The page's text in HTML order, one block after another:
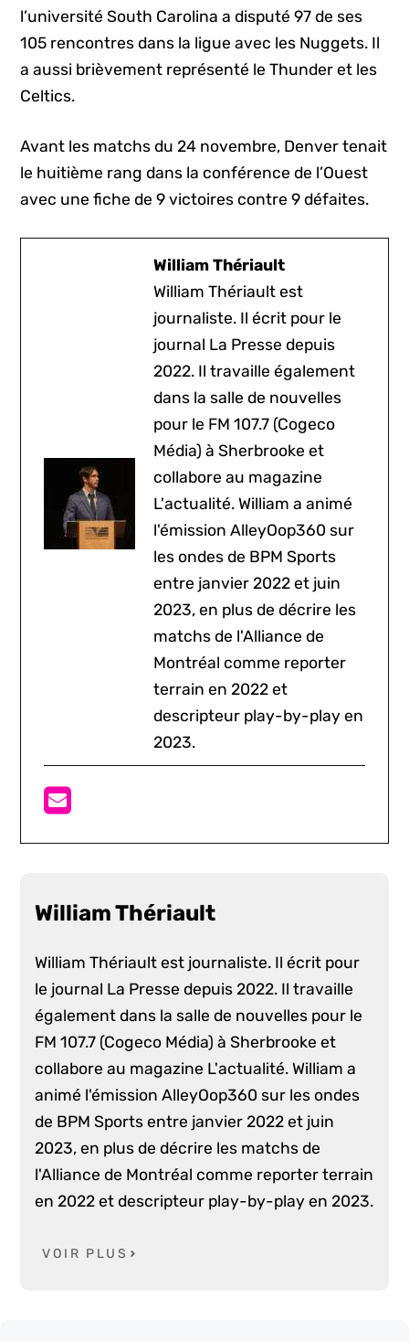
l’université South Carolina a disputé 97 de ses
105 rencontres dans la ligue avec les Nuggets. Il
a aussi brièvement représenté le Thunder et les
Celtics.
Avant les matchs du 24 novembre, Denver tenait
le huitième rang dans la conférence de l’Ouest
avec une fiche de 9 victoires contre 9 défaites.
William Thériault
William Thériault est
journaliste. Il écrit pour le
journal La Presse depuis
2022. Il travaille également
dans la salle de nouvelles
pour le FM 107.7 (Cogeco
Média) à Sherbrooke et
collabore au magazine
L'actualité. William a animé
l'émission AlleyOop360 sur
les ondes de BPM Sports
entre janvier 2022 et juin
2023, en plus de décrire les
matchs de l'Alliance de
Montréal comme reporter
terrain en 2022 et
descripteur play-by-play en
2023.
William Thériault
William Thériault est journaliste. Il écrit pour
le journal La Presse depuis 2022. Il travaille
également dans la salle de nouvelles pour le
FM 107.7 (Cogeco Média) à Sherbrooke et
collabore au magazine L'actualité. William a
animé l'émission AlleyOop360 sur les ondes
de BPM Sports entre janvier 2022 et juin
2023, en plus de décrire les matchs de
l'Alliance de Montréal comme reporter terrain
en 2022 et descripteur play-by-play en 2023.
VOIR PLUS